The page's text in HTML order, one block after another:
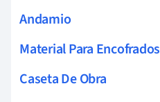
Andamio
Material Para Encofrados
Caseta De Obra